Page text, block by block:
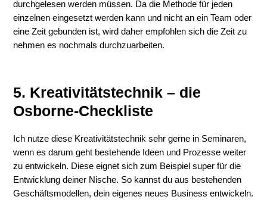
durchgelesen werden müssen. Da die Methode für jeden
einzelnen eingesetzt werden kann und nicht an ein Team oder
eine Zeit gebunden ist, wird daher empfohlen sich die Zeit zu
nehmen es nochmals durchzuarbeiten.
5. Kreativitätstechnik – die
Osborne-Checkliste
Ich nutze diese Kreativitätstechnik sehr gerne in Seminaren,
wenn es darum geht bestehende Ideen und Prozesse weiter
zu entwickeln. Diese eignet sich zum Beispiel super für die
Entwicklung deiner Nische. So kannst du aus bestehenden
Geschäftsmodellen, dein eigenes neues Business entwickeln.